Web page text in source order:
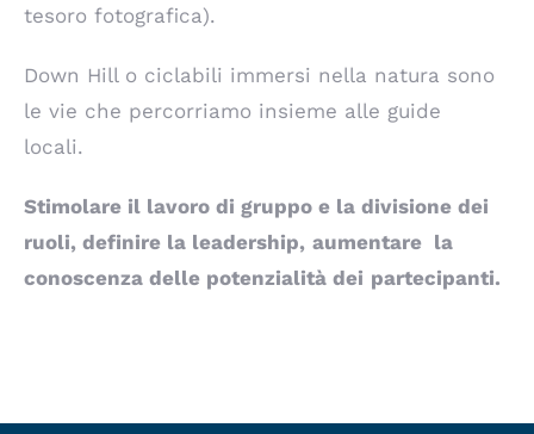
tesoro fotografica).
Down Hill o ciclabili immersi nella natura sono
le vie che percorriamo insieme alle guide
locali.
Stimolare il lavoro di gruppo e la divisione dei
ruoli, definire la leadership, aumentare la
conoscenza delle potenzialità dei partecipanti.